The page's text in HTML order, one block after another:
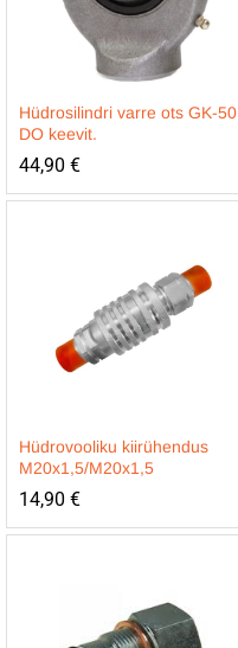
Hüdrosilindri varre ots GK-50
DO keevit.
44,90 €
Hüdrovooliku kiirühendus
M20x1,5/M20x1,5
14,90 €